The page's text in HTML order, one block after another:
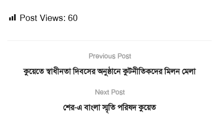
Post Views: 60
Previous Post
কুয়েতে স্বাধীনতা দিবসের অনুষ্ঠানে কুটনীতিকদের মিলন মেলা
Next Post
শের-এ বাংলা স্মৃতি পরিষদ কুয়েত